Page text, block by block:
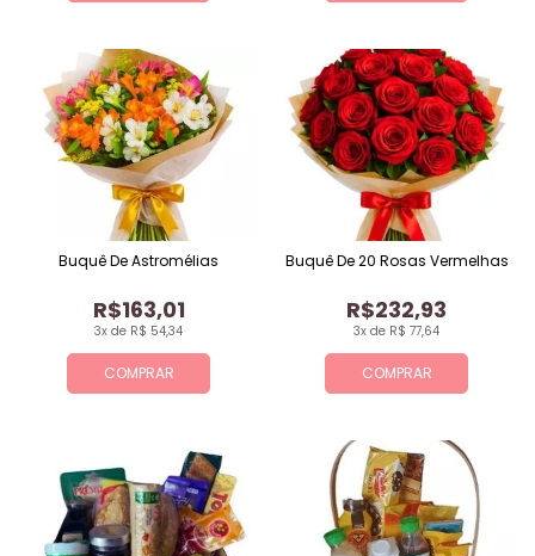
COMPRAR
3x de R$ 54,34
R$163,01
Buquê De Astromélias
COMPRAR
3x de R$ 77,64
R$232,93
Buquê De 20 Rosas Vermelhas